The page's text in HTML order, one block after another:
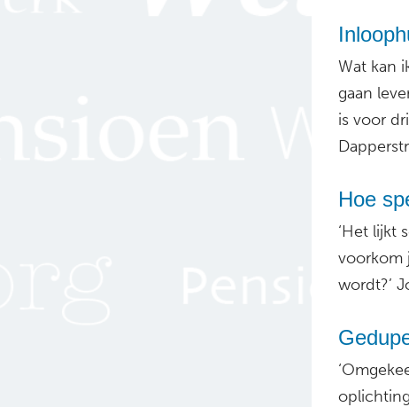
Wat kan
gaan
is voor
Hoe
‘Het lijkt
voorkom
wordt?’